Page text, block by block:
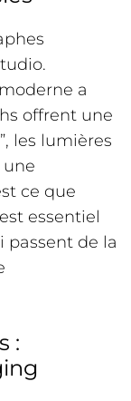
a
offrent une
les lumières
ce que
essentiel
passent de la
: